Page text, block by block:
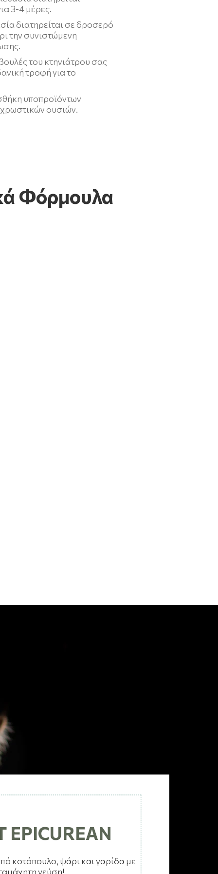
3-4 μέρες.
διατηρείται σε δροσερό
την συνιστώμενη
του κτηνιάτρου σας
τροφή για το
υποπροϊόντων
ουσιών.
Φόρμουλα
EPICUREAN
κοτόπουλο, ψάρι και γαρίδα με
γεύση!